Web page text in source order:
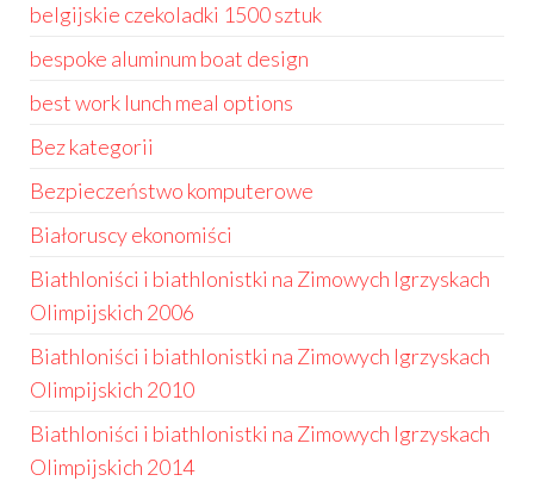
belgijskie czekoladki 1500 sztuk
bespoke aluminum boat design
best work lunch meal options
Bez kategorii
Bezpieczeństwo komputerowe
Białoruscy ekonomiści
Biathloniści i biathlonistki na Zimowych Igrzyskach
Olimpijskich 2006
Biathloniści i biathlonistki na Zimowych Igrzyskach
Olimpijskich 2010
Biathloniści i biathlonistki na Zimowych Igrzyskach
Olimpijskich 2014